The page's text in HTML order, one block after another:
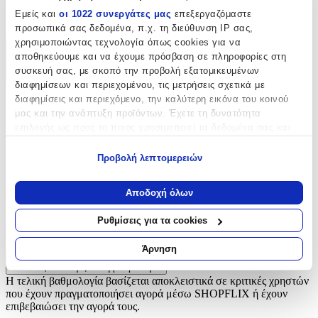
Εμείς και οι 1022 συνεργάτες μας επεξεργαζόμαστε
προσωπικά σας δεδομένα, π.χ. τη διεύθυνση IP σας,
χρησιμοποιώντας τεχνολογία όπως cookies για να
αποθηκεύουμε και να έχουμε πρόσβαση σε πληροφορίες στη
συσκευή σας, με σκοπό την προβολή εξατομικευμένων
διαφημίσεων και περιεχομένου, τις μετρήσεις σχετικά με
διαφημίσεις και περιεχόμενο, την καλύτερη εικόνα του κοινού
μας και την ανάπτυξη προϊόντων. Έχετε τη δυνατότητα
Να συλλέξουμε πληροφορίες σχετικά με τη γεωγραφική
σας τοποθεσία, οι οποίες μπορεί να είναι ακριβείς σε
απόσταση μερικών μέτρων
Να αναγνωρίσουμε τη συσκευή σας σαρώνοντας ενεργά
για συγκεκριμένα χαρακτηριστικά (δακτυλικό αποτύπωμα)
Μάθετε περισσότερα σχετικά με τον τρόπο επεξεργασίας των
προσωπικών σας δεδομένων και καθορίστε τις προτιμήσεις σας
στηνενότητα “Λεπτομέρειες”. Μπορείτε να αλλάξετε ή να
ανακαλέσετε τη συγκατάθεσή σας ανά πάσα στιγμή από τη
Προβολή λεπτομερειών
Αποδοχή όλων
Ρυθμίσεις για τα cookies
Άρνηση
Θερμοκολλητικά
Χαρακτηριστικά
+
Χαρακτηριστικά
Είδος:
Θερμοκολλητικά
Αξιολογήσεις
Προς το παρόν δεν υπάρχουν άλλες αξιολογήσεις. Όταν
προστεθούν, θα εμφανιστούν εδώ.
Πώς υπολογίζεται η βαθμολογία
Η τελική βαθμολογία βασίζεται αποκλειστικά σε κριτικές χρηστών
που έχουν πραγματοποιήσει αγορά μέσω SHOPFLIX ή έχουν
επιβεβαιώσει την αγορά τους.